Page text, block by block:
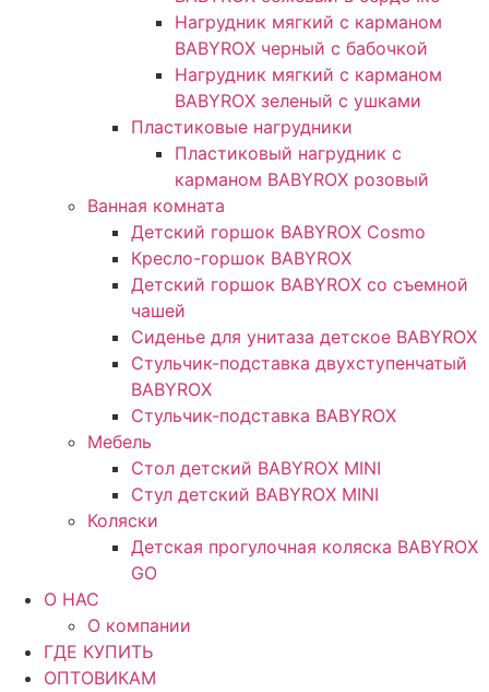
Нагрудник мягкий с карманом
BABYROX черный с бабочкой
Нагрудник мягкий с карманом
BABYROX зеленый с ушками​
Пластиковые нагрудники
Пластиковый нагрудник с
карманом BABYROX розовый
Ванная комната
Детский горшок BABYROX Cosmo
Кресло-горшок BABYROX
Детский горшок BABYROX со съемной
чашей
Сиденье для унитаза детское BABYROX
Стульчик-подставка двухступенчатый
BABYROX
Стульчик-подставка BABYROX
Мебель
Стол детский BABYROX MINI
Стул детский BABYROX MINI
Коляски
Детская прогулочная коляска BABYROX
GO
O НАС
О компании
ГДЕ КУПИТЬ
ОПТОВИКАМ